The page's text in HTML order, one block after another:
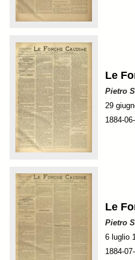
Le
Pietro
29
1884-
Le
Pietro
6 luglio
1884-